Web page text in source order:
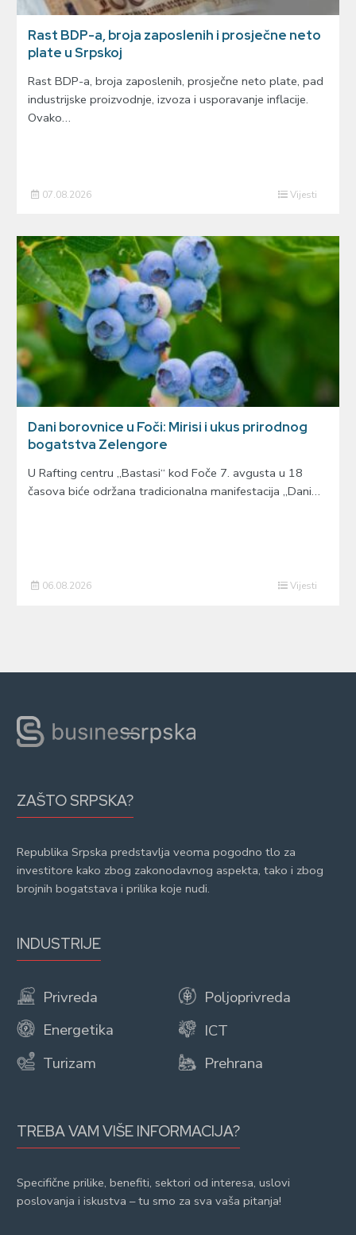
Rast BDP-a, broja zaposlenih i prosječne neto
plate u Srpskoj
Rast BDP-a, broja zaposlenih, prosječne neto plate, pad
industrijske proizvodnje, izvoza i usporavanje inflacije.
Ovako…
07.08.2026 Vijesti
Dani borovnice u Foči: Mirisi i ukus prirodnog
bogatstva Zelengore
U Rafting centru „Bastasi“ kod Foče 7. avgusta u 18
časova biće održana tradicionalna manifestacija „Dani…
06.08.2026 Vijesti
ZAŠTO SRPSKA?
Republika Srpska predstavlja veoma pogodno tlo za
investitore kako zbog zakonodavnog aspekta, tako i zbog
brojnih bogatstava i prilika koje nudi.
INDUSTRIJE
Privreda
Energetika
Turizam
Poljoprivreda
ICT
Prehrana
TREBA VAM VIŠE INFORMACIJA?
Specifične prilike, benefiti, sektori od interesa, uslovi
poslovanja i iskustva – tu smo za sva vaša pitanja!